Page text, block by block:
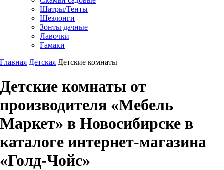
Шатры/Тенты
Шезлонги
Зонты дачные
Лавочки
Гамаки
Главная Детская Детские комнаты
Детские комнаты от
производителя «Мебель
Маркет» в Новосибирске в
каталоге интернет-магазина
«Голд-Чойс»